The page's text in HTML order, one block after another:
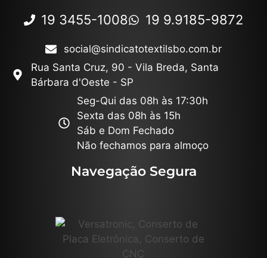
19 3455-1008 19 9.9185-9872
social@sindicatotextilsbo.com.br
Rua Santa Cruz, 90 - Vila Breda, Santa
Bárbara d'Oeste - SP
Seg-Qui das 08h às 17:30h
Sexta das 08h às 15h
Sáb e Dom Fechado
Não fechamos para almoço
Navegação Segura